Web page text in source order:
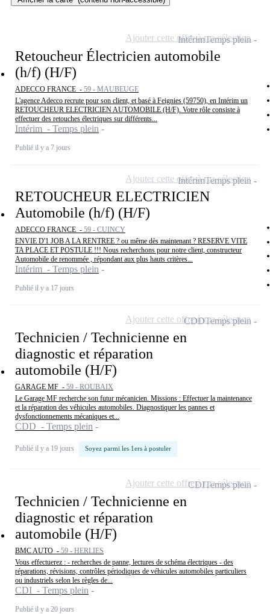
Retoucheur Électricien automobile
(h/f) (H/F)
ADECCO FRANCE - 59 - MAUBEUGE
L'agence Adecco recrute pour son client, et basé à Feignies (59750), en Intérim un
RETOUCHEUR ELECTRICIEN AUTOMOBILE (H/F). Votre rôle consiste à
effectuer des retouches électriques sur différents...
Intérim - Temps plein
Publié il y a 7 jours
IntérimTemps plein
Ajouter cette offre à ma sélection
RETOUCHEUR ELECTRICIEN
Automobile (h/f) (H/F)
ADECCO FRANCE - 59 - CUINCY
ENVIE D'1 JOB A LA RENTREE ? ou même dès maintenant ? RESERVE VITE
TA PLACE ET POSTULE !!! Nous recherchons pour notre client, constructeur
Automobile de renommée , répondant aux plus hauts critères...
Intérim - Temps plein
Publié il y a 17 jours
IntérimTemps plein
Ajouter cette offre à ma sélection
Technicien / Technicienne en
diagnostic et réparation
automobile (H/F)
GARAGE MF - 59 - ROUBAIX
Le Garage MF recherche son futur mécanicien. Missions : Effectuer la maintenance
et la réparation des véhicules automobiles. Diagnostiquer les pannes et
dysfonctionnements mécaniques et...
CDD - Temps plein
Publié il y a 19 jours Soyez parmi les 1ers à postuler
CDDTemps plein
Ajouter cette offre à ma sélection
Technicien / Technicienne en
diagnostic et réparation
automobile (H/F)
BMC AUTO - 59 - HERLIES
Vous effectuerez : - recherches de panne, lectures de schéma électriques - des
réparations, révisions, contrôles périodiques de véhicules automobiles particuliers
ou industriels selon les règles de...
CDI - Temps plein
Publié il y a 20 jours
CDITemps plein
Ajouter cette offre à ma sélection